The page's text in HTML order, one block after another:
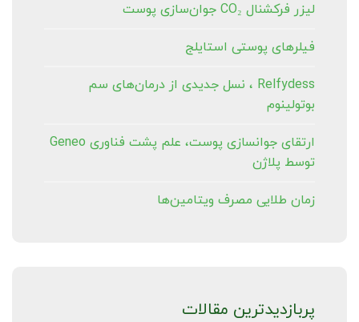
لیزر فرکشنال CO₂ جوان‌سازی پوست
فیلرهای پوستی استایلج
Relfydess ، نسل جدیدی از درمان‌های سم
بوتولینوم
ارتقای جوانسازی پوست، علم پشت فناوری Geneo
توسط پلاژن
زمان طلایی مصرف ویتامین‌ها
پربازدیدترین مقالات